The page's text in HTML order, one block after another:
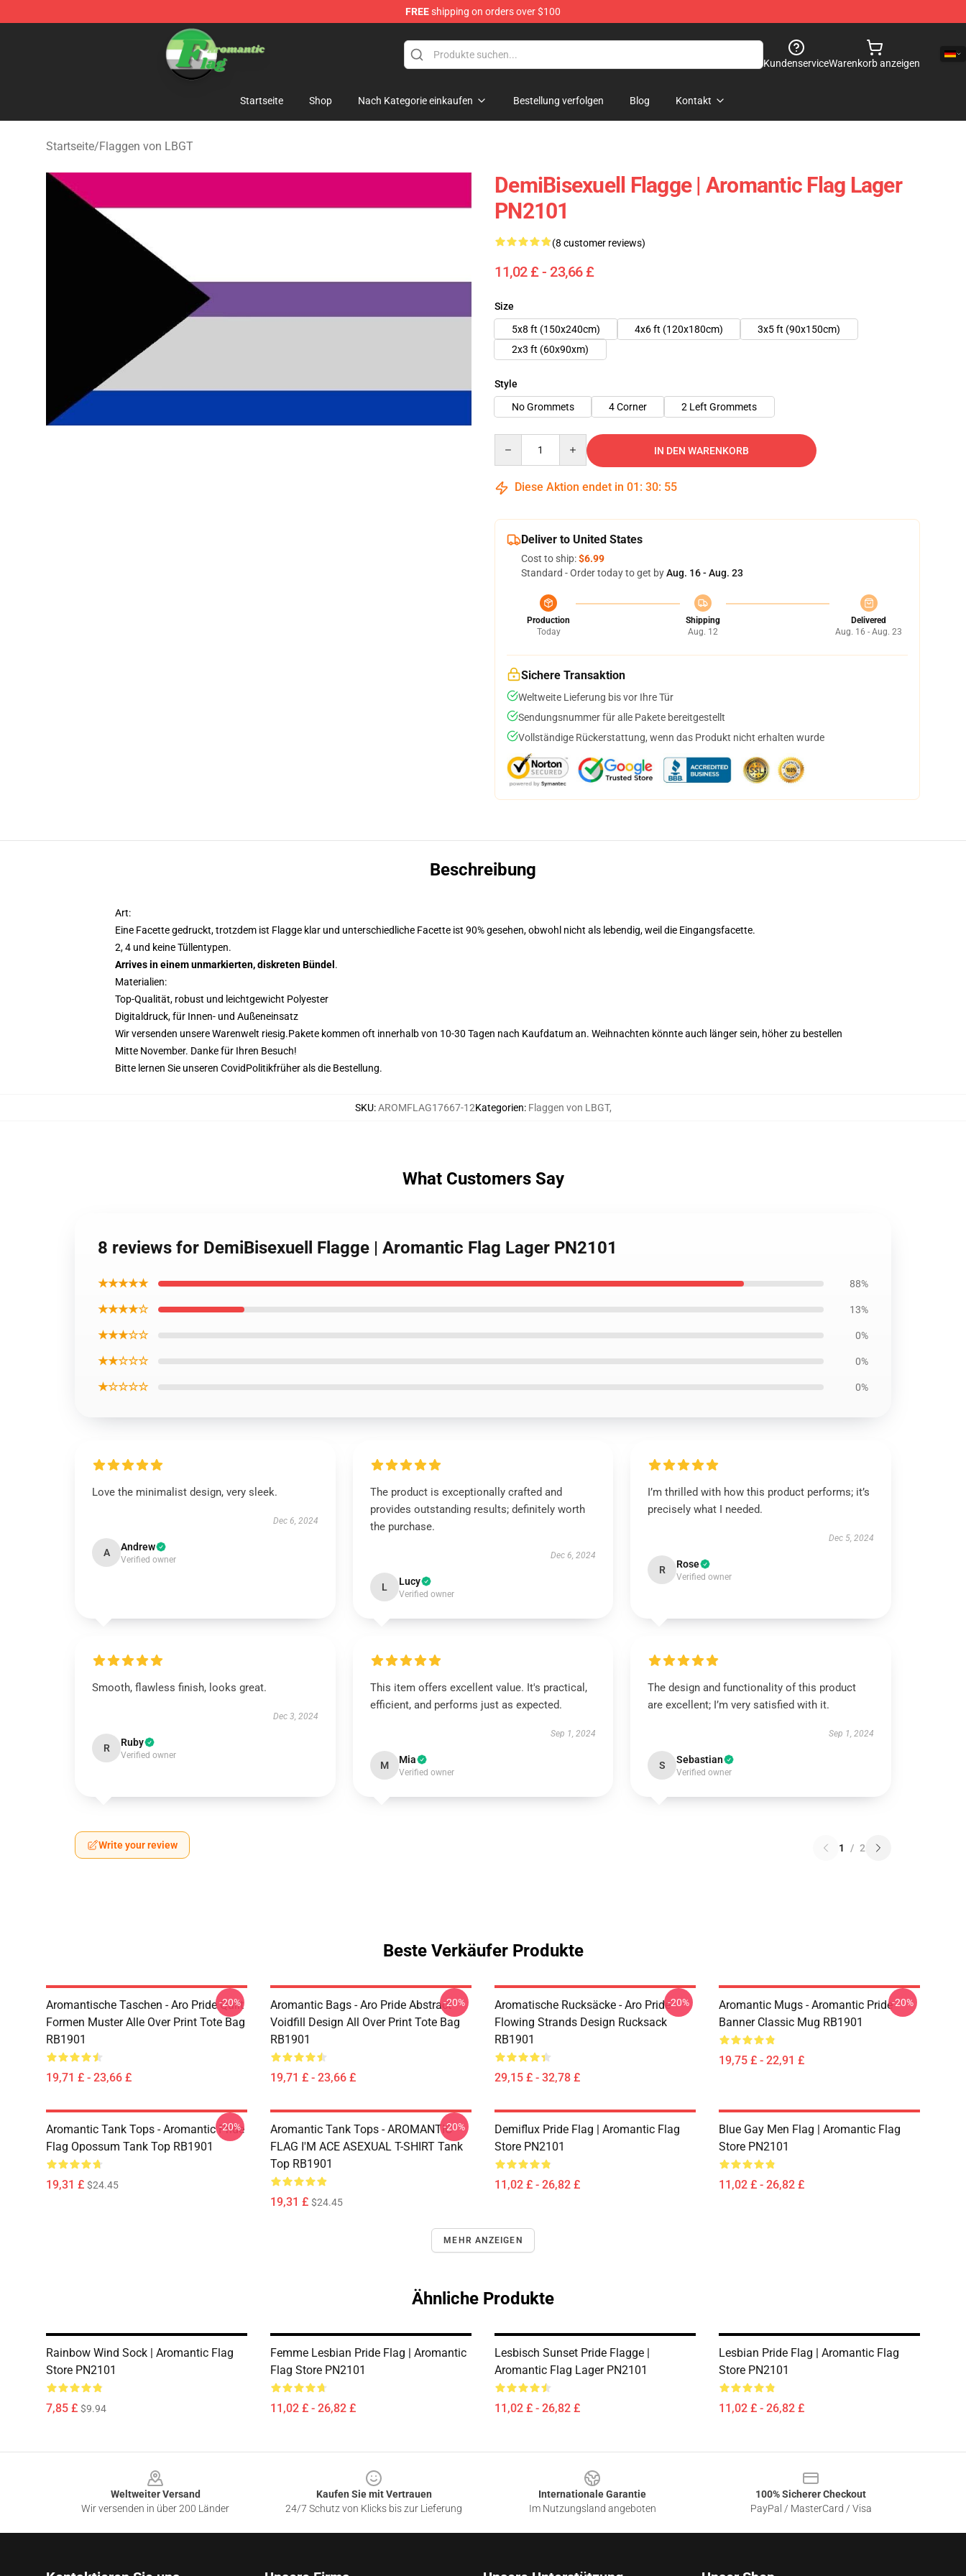
FREEshipping on orders over $100
Aromantic Flag Shop - The Best Store of Aromantic Flag
KundenserviceWarenkorb anzeigen
Startseite Shop Nach Kategorie einkaufen Bestellung verfolgen Blog Kontakt
Startseite/Flaggen von LBGT
DemiBisexuell Flagge | Aromantic Flag Lager
PN2101
(8 customer reviews)
11,02 £ - 23,66 £
Size
5x8 ft (150x240cm)
4x6 ft (120x180cm)
3x5 ft (90x150cm)
2x3 ft (60x90xm)
Style
No Grommets
4 Corner 2 Left Grommets
IN DEN WARENKORB
Diese Aktion endet in 01 : 30: 55
Deliver to United States
Cost to ship:$6.99
Standard - Order today to get byAug. 16 - Aug. 23
Production
Today
Shipping
Aug. 12
Delivered
Aug. 16 - Aug. 23
Sichere Transaktion
Weltweite Lieferung bis vor Ihre Tür
Sendungsnummer für alle Pakete bereitgestellt
Vollständige Rückerstattung, wenn das Produkt nicht erhalten wurde
Beschreibung
Art:
Eine Facette gedruckt, trotzdem ist Flagge klar und unterschiedliche Facette ist 90% gesehen, obwohl nicht als lebendig, weil die Eingangsfacette.
2, 4 und keine Tüllentypen.
Arrives in einem unmarkierten, diskreten Bündel .
Materialien:
Top-Qualität, robust und leichtgewicht Polyester
Digitaldruck, für Innen- und Außeneinsatz
Wir versenden unsere Warenwelt riesig.Pakete kommen oft innerhalb von 10-30 Tagen nach Kaufdatum an. Weihnachten könnte auch länger sein, höher zu bestellen
Mitte November. Danke für Ihren Besuch!
Bitte lernen Sie unseren CovidPolitikfrüher als die Bestellung.
SKU:AROMFLAG17667-12Kategorien: Flaggen von LBGT,
What Customers Say
8 reviews for DemiBisexuell Flagge | Aromantic Flag Lager PN2101
★★★★★ 88%
★★★★☆ 13%
★★★☆☆ 0%
★★☆☆☆ 0%
★☆☆☆☆ 0%
Love the minimalist design, very sleek.
Dec 6, 2024
A Andrew
Verified owner
The product is exceptionally crafted and
provides outstanding results; definitely worth
the purchase.
Dec 6, 2024
L Lucy
Verified owner
I’m thrilled with how this product performs; it’s
precisely what I needed.
Dec 5, 2024
R Rose
Verified owner
Smooth, flawless finish, looks great.
Dec 3, 2024
R Ruby
Verified owner
This item offers excellent value. It's practical,
efficient, and performs just as expected.
Sep 1, 2024
M Mia
Verified owner
The design and functionality of this product
are excellent; I’m very satisfied with it.
Sep 1, 2024
S Sebastian
Verified owner
Write your review 1 / 2
Beste Verkäufer Produkte
Aromantische Taschen - Aro Pride Quilt
Formen Muster Alle Over Print Tote Bag
RB1901
19,71 £ - 23,66 £
-20%
Aromantic Bags - Aro Pride Abstract
Voidfill Design All Over Print Tote Bag
RB1901
19,71 £ - 23,66 £
-20%
Aromatische Rucksäcke - Aro Pride
Flowing Strands Design Rucksack
RB1901
29,15 £ - 32,78 £
-20%
Aromantic Mugs - Aromantic Pride
Banner Classic Mug RB1901
19,75 £ - 22,91 £
-20%
Aromantic Tank Tops - Aromantic Pride
Flag Opossum Tank Top RB1901
19,31 £ $24.45
-20%
Aromantic Tank Tops - AROMANTIC
FLAG I'M ACE ASEXUAL T-SHIRT Tank
Top RB1901
19,31 £ $24.45
-20%
Demiflux Pride Flag | Aromantic Flag
Store PN2101
11,02 £ - 26,82 £
Blue Gay Men Flag | Aromantic Flag
Store PN2101
11,02 £ - 26,82 £
MEHR ANZEIGEN
Ähnliche Produkte
Rainbow Wind Sock | Aromantic Flag
Store PN2101
7,85 £ $9.94
Femme Lesbian Pride Flag | Aromantic
Flag Store PN2101
11,02 £ - 26,82 £
Lesbisch Sunset Pride Flagge |
Aromantic Flag Lager PN2101
11,02 £ - 26,82 £
Lesbian Pride Flag | Aromantic Flag
Store PN2101
11,02 £ - 26,82 £
Weltweiter Versand
Wir versenden in über 200 Länder
Kaufen Sie mit Vertrauen
24/7 Schutz von Klicks bis zur Lieferung
Internationale Garantie
Im Nutzungsland angeboten
100% Sicherer Checkout
PayPal / MasterCard / Visa